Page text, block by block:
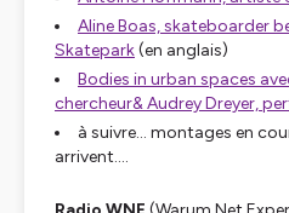
Aline Boas, skateboarder
Skatepark(en anglais)
Bodies in urban spaces
chercheur& Audrey Dreyer,
à suivre... montages en
arrivent....